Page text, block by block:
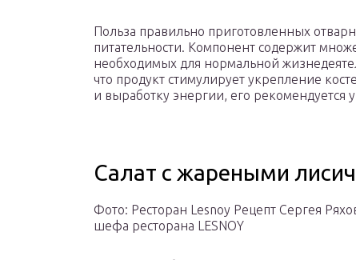
Польза правильно приготовленных
питательности. Компонент содержит
необходимых для нормальной
что продукт стимулирует укрепление
и выработку энергии, его рекомендуется
Салат с жареными
Фото: Ресторан Lesnoy Рецепт Сергея
шефа ресторана LESNOY